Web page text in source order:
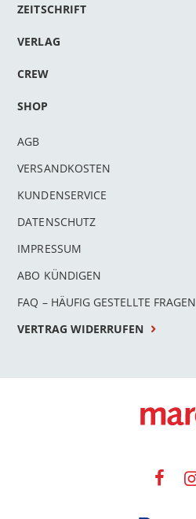
ZEITSCHRIFT
VERLAG
CREW
SHOP
AGB
VERSANDKOSTEN
KUNDENSERVICE
DATENSCHUTZ
IMPRESSUM
ABO KÜNDIGEN
FAQ – HÄUFIG GESTELLTE FRAGEN
VERTRAG WIDERRUFEN